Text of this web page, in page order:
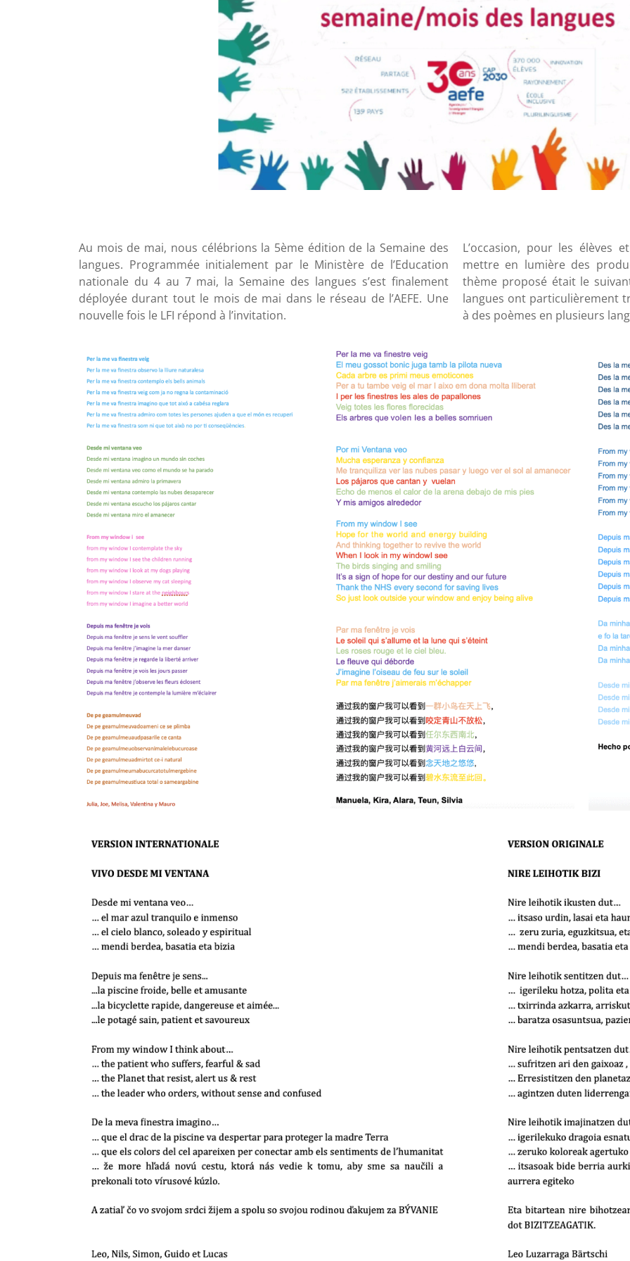
Au mois de mai, nous célébrions la 5ème édition de la Semaine des
langues. Programmée initialement par le Ministère de l’Education
nationale du 4 au 7 mai, la Semaine des langues s’est finalement
déployée durant tout le mois de mai dans le réseau de l’AEFE. Une
nouvelle fois le LFI répond à l’invitation.
L’occasion, pour les élèves
mettre en lumière des
thème proposé était le
langues ont particulièrement
à des poèmes en plusieurs